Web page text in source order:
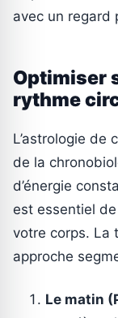
avec un regard
Optimiser
rythme
L’astrologie de
de la
d’énergie
est essentiel
votre corps. La
approche
Le matin